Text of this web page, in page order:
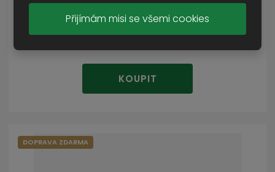
Přijímám misi se všemi cookies
4 990 Kč
KOUPIT
POSLEDNÍ KUS
DOPRAVA ZDARMA